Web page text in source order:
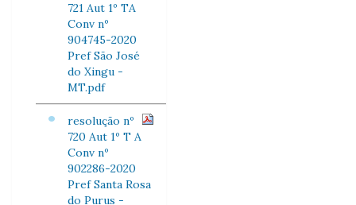
721 Aut 1º TA
Conv nº
904745-2020
Pref São José
do Xingu -
MT.pdf
resolução nº
720 Aut 1º T A
Conv nº
902286-2020
Pref Santa Rosa
do Purus -